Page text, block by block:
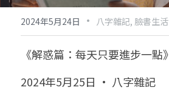
後天派陽宅
黃金會員專區
八字雜記
心靈成長
試閱專區
Podcast聽書
團隊訓練營
線上學苑
八字初階班1
命理商城
2024年5月24日 · 八字雜記, 臉書生活
《解惑篇：每天只要進步一點》
2024年5月25日 · 八字雜記